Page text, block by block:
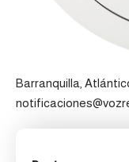
Barranquilla,